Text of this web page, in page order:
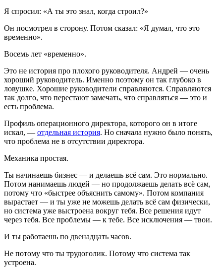
Я спросил: «А ты это знал, когда строил?»
Он посмотрел в сторону. Потом сказал: «Я думал, что это
временно».
Восемь лет «временно».
Это не история про плохого руководителя. Андрей — очень
хороший руководитель. Именно поэтому он так глубоко в
ловушке. Хорошие руководители справляются. Справляются
так долго, что перестают замечать, что справляться — это и
есть проблема.
Профиль операционного директора, которого он в итоге
искал, — отдельная история. Но сначала нужно было понять,
что проблема не в отсутствии директора.
Механика простая.
Ты начинаешь бизнес — и делаешь всё сам. Это нормально.
Потом нанимаешь людей — но продолжаешь делать всё сам,
потому что «быстрее объяснить самому». Потом компания
вырастает — и ты уже не можешь делать всё сам физически,
но система уже выстроена вокруг тебя. Все решения идут
через тебя. Все проблемы — к тебе. Все исключения — твои.
И ты работаешь по двенадцать часов.
Не потому что ты трудоголик. Потому что система так
устроена.